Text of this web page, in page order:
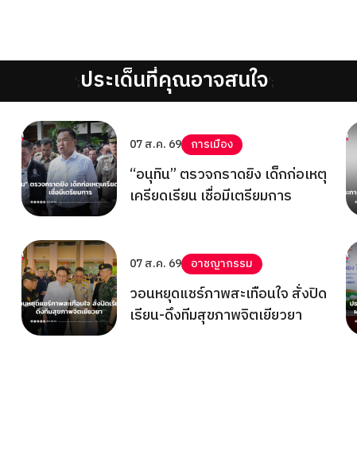
';ประเด็นที่คุณอาจสนใจ';
07 ส.ค. 69 การเมือง
“อนุทิน” ตรวจกราดยิง เด็กก่อเหตุ
เครียดเรียน เชื่อมีเตรียมการ
07 ส.ค. 69 อาชญากรรม
วอนหยุดแชร์ภาพสะเทือนใจ สั่งปิด
เรียน-ดึงทีมสุขภาพจิตเยียวยา